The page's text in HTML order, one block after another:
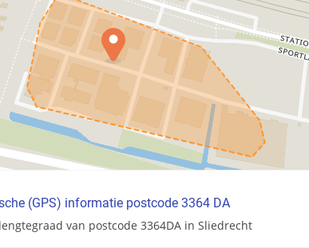
(GPS) informatie postcode 3364 DA
van postcode 3364DA in Sliedrecht